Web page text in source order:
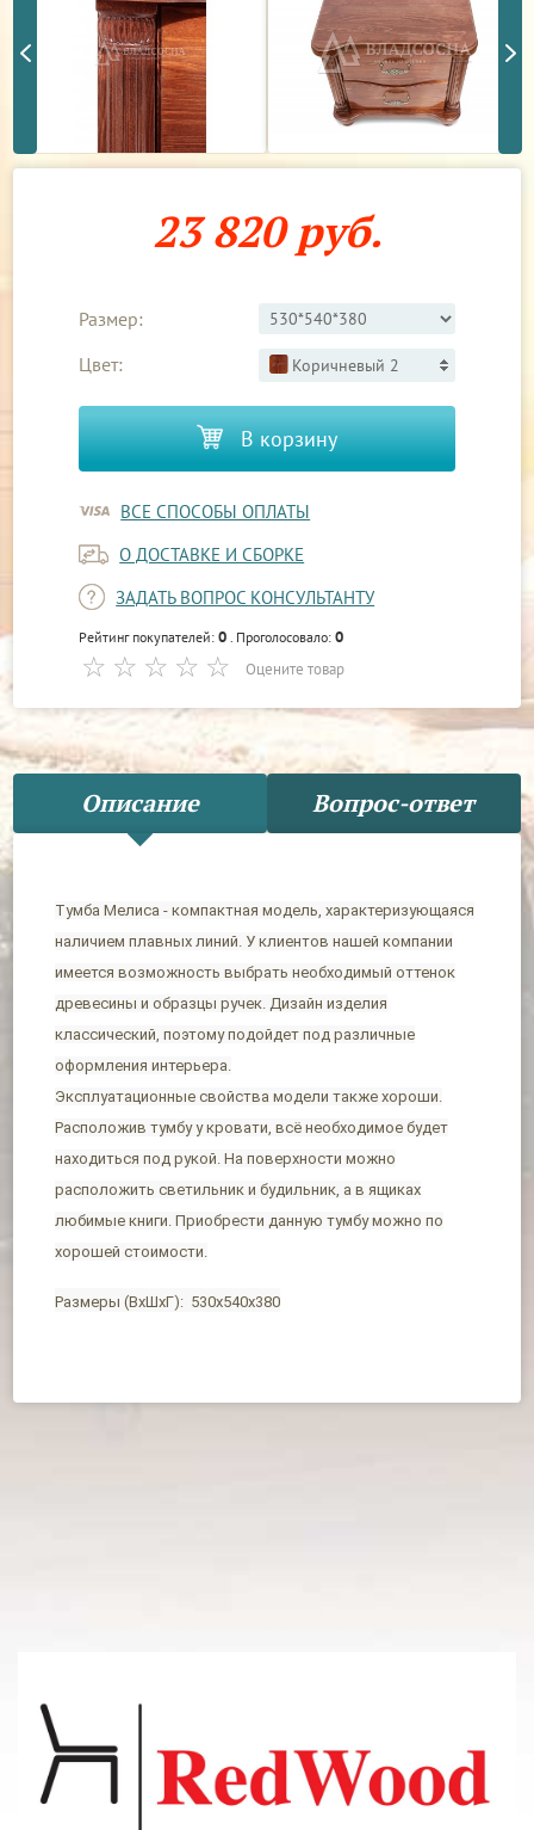
23 820 руб.
Размер:
Цвет:
Коричневый 2
В корзину
ВСЕ СПОСОБЫ ОПЛАТЫ
О ДОСТАВКЕ И СБОРКЕ
ЗАДАТЬ ВОПРОС КОНСУЛЬТАНТУ
Рейтинг покупателей:0 . Проголосовало:0
Оцените товар
Описание Вопрос-ответ
Тумба Мелиса - компактная модель, характеризующаяся
наличием плавных линий. У клиентов нашей компании
имеется возможность выбрать необходимый оттенок
древесины и образцы ручек. Дизайн изделия
классический, поэтому подойдет под различные
оформления интерьера.
Эксплуатационные свойства модели также хороши.
Расположив тумбу у кровати, всё необходимое будет
находиться под рукой. На поверхности можно
расположить светильник и будильник, а в ящиках
любимые книги. Приобрести данную тумбу можно по
хорошей стоимости.
Размеры (ВхШхГ): 530х540х380